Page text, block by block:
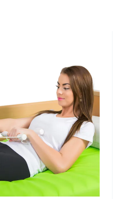
activează mecanismul electric
jos a patului.